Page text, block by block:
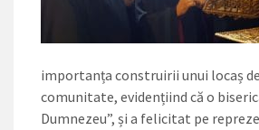
importanța construirii unui locaș
comunitate, evidențiind că o
Dumnezeu”, și a felicitat pe